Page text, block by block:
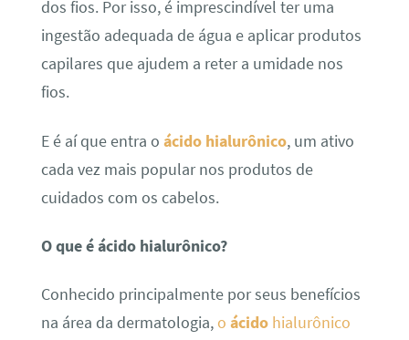
dos fios. Por isso, é imprescindível ter uma
ingestão adequada de água e aplicar produtos
capilares que ajudem a reter a umidade nos
fios.
E é aí que entra o ácido hialurônico, um ativo
cada vez mais popular nos produtos de
cuidados com os cabelos.
O que é ácido hialurônico?
Conhecido principalmente por seus benefícios
na área da dermatologia,o ácidohialurônico